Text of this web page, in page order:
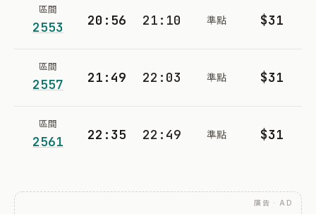
區間
2553 20:56 21:10 準點 $31
區間
2557 21:49 22:03 準點 $31
區間
2561 22:35 22:49 準點 $31
廣告 · AD